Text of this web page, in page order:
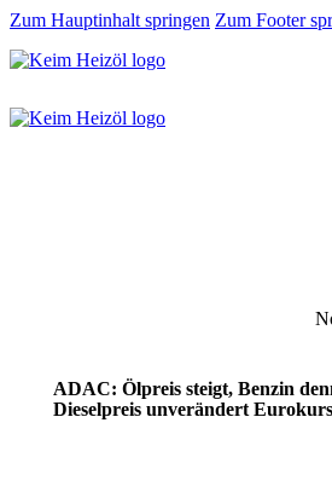
Zum Hauptinhalt springen Zum Footer
ADAC: Ölpreis steigt, Benzin
Dieselpreis unverändert